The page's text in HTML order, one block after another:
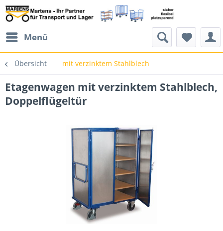
Menü
Übersicht mit verzinktem Stahlblech
Etagenwagen mit verzinktem Stahlblech,
Doppelflügeltür